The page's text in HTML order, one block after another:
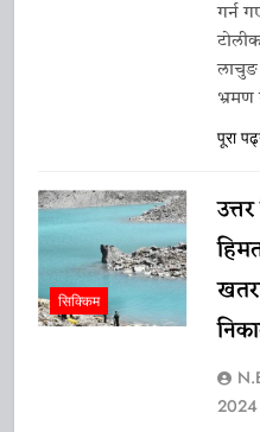
11
बैठकमा
10
दिल्लीमा
नितिन
10 January
तथा
10
गर्न
लाचुङ
भ्रमण
पूरा
सिक्किम
2024